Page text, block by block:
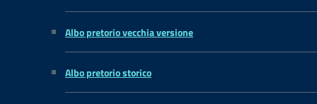
Albo pretorio vecchia versione
Albo pretorio storico